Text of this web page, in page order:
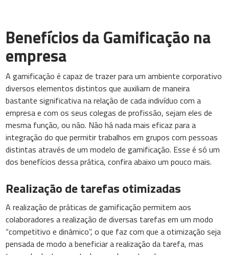
Benefícios da Gamificação na
empresa
A gamificação é capaz de trazer para um ambiente corporativo
diversos elementos distintos que auxiliam de maneira
bastante significativa na relação de cada indivíduo com a
empresa e com os seus colegas de profissão, sejam eles de
mesma função, ou não. Não há nada mais eficaz para a
integração do que permitir trabalhos em grupos com pessoas
distintas através de um modelo de gamificação. Esse é só um
dos benefícios dessa prática, confira abaixo um pouco mais.
Realização de tarefas otimizadas
A realização de práticas de gamificação permitem aos
colaboradores a realização de diversas tarefas em um modo
“competitivo e dinâmico”, o que faz com que a otimização seja
pensada de modo a beneficiar a realização da tarefa, mas